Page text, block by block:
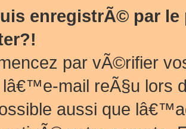
enregistrÃ© par
par vÃ©rifier
mail reÃ§u lors
aussi que